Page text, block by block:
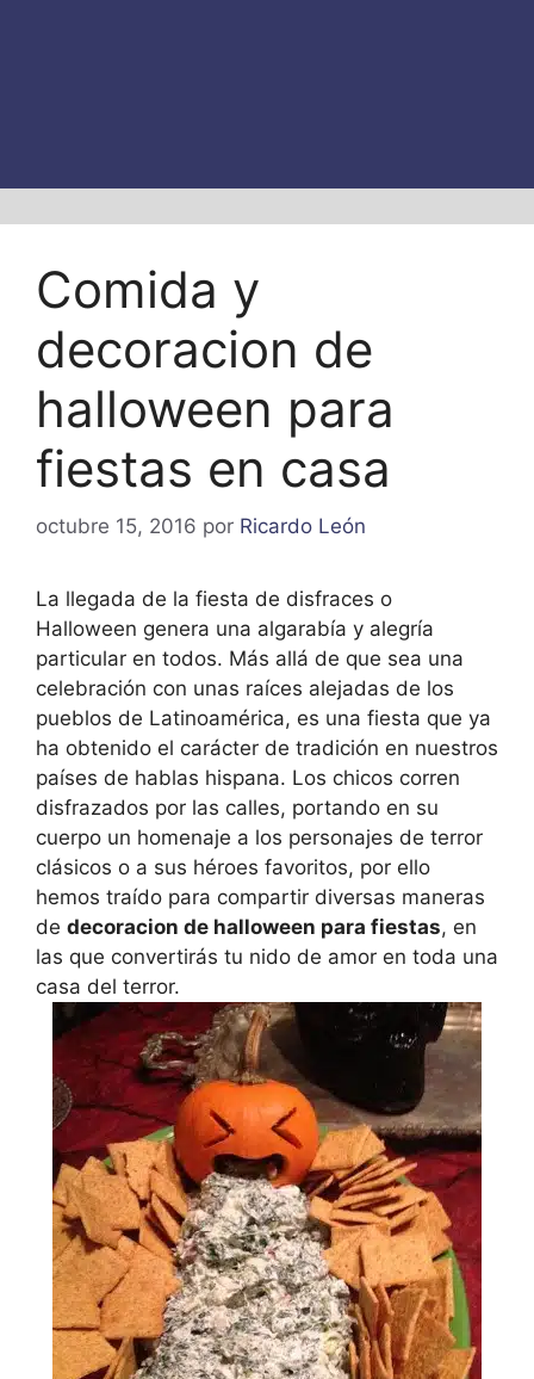
Comida y
decoracion de
halloween para
fiestas en casa
octubre 15, 2016 por Ricardo León
La llegada de la fiesta de disfraces o
Halloween genera una algarabía y alegría
particular en todos. Más allá de que sea una
celebración con unas raíces alejadas de los
pueblos de Latinoamérica, es una fiesta que ya
ha obtenido el carácter de tradición en nuestros
países de hablas hispana. Los chicos corren
disfrazados por las calles, portando en su
cuerpo un homenaje a los personajes de terror
clásicos o a sus héroes favoritos, por ello
hemos traído para compartir diversas maneras
de decoracion de halloween para fiestas, en
las que convertirás tu nido de amor en toda una
casa del terror.